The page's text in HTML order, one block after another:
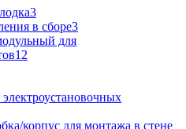
3
в сборе3
для
12
корпус для монтажа в стене